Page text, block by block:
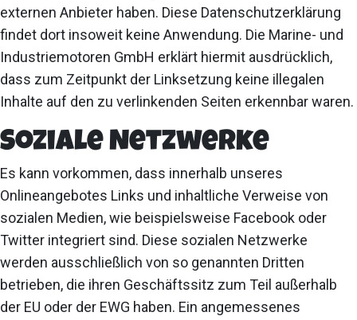
externen Anbieter haben. Diese Datenschutzerklärung
findet dort insoweit keine Anwendung. Die Marine- und
Industriemotoren GmbH erklärt hiermit ausdrücklich,
dass zum Zeitpunkt der Linksetzung keine illegalen
Inhalte auf den zu verlinkenden Seiten erkennbar waren.
Soziale Netzwerke
Es kann vorkommen, dass innerhalb unseres
Onlineangebotes Links und inhaltliche Verweise von
sozialen Medien, wie beispielsweise Facebook oder
Twitter integriert sind. Diese sozialen Netzwerke
werden ausschließlich von so genannten Dritten
betrieben, die ihren Geschäftssitz zum Teil außerhalb
der EU oder der EWG haben. Ein angemessenes